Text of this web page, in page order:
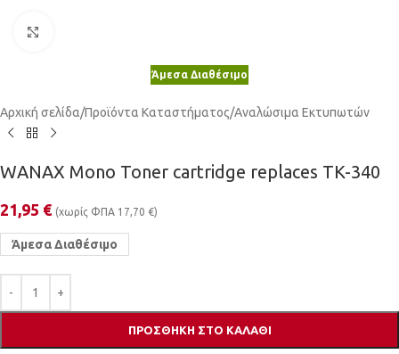
Άμεσα Διαθέσιμο
Αρχική σελίδα/Προϊόντα Καταστήματος/Αναλώσιμα Εκτυπωτών
WANAX Mono Toner cartridge replaces TK-340
21,95 € (χωρίς ΦΠΑ 17,70 €)
Άμεσα Διαθέσιμο
ΠΡΟΣΘΉΚΗ ΣΤΟ ΚΑΛΆΘΙ